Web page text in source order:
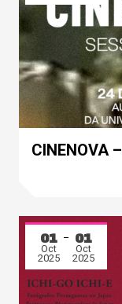
CINENOVA
01
Oct
2025
01
Oct
2025